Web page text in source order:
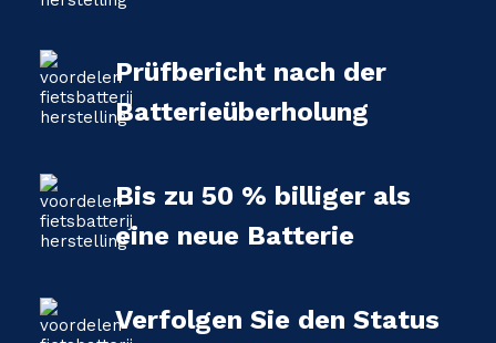
Prüfbericht nach der
Batterieüberholung
Bis zu 50 % billiger als
eine neue Batterie
Verfolgen Sie den Status